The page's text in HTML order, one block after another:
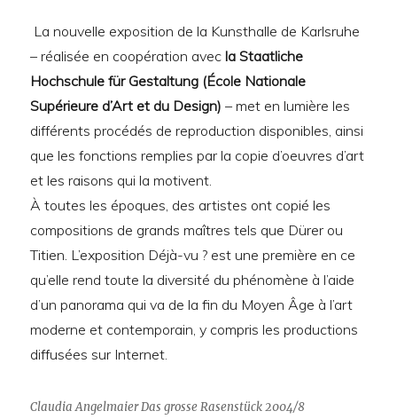
La nouvelle exposition de la Kunsthalle de Karlsruhe
– réalisée en coopération avec la Staatliche
Hochschule für Gestaltung (École Nationale
Supérieure d’Art et du Design) – met en lumière les
différents procédés de reproduction disponibles, ainsi
que les fonctions remplies par la copie d’oeuvres d’art
et les raisons qui la motivent.
À toutes les époques, des artistes ont copié les
compositions de grands maîtres tels que Dürer ou
Titien. L’exposition Déjà-vu ? est une première en ce
qu’elle rend toute la diversité du phénomène à l’aide
d’un panorama qui va de la fin du Moyen Âge à l’art
moderne et contemporain, y compris les productions
diffusées sur Internet.
Claudia Angelmaier Das grosse Rasenstück 2004/8